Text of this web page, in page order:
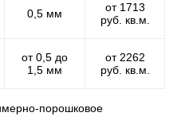
0,5 мм
от 1713
руб. кв.м.
от 0,5 до
1,5 мм
от 2262
руб. кв.м.
порошковое